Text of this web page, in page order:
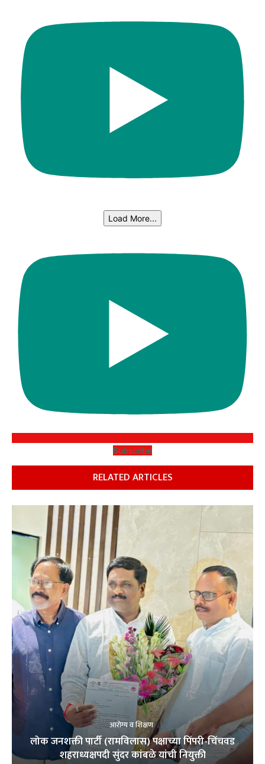
Load More...
Subscribe
RELATED ARTICLES
आरोग्य व शिक्षण
लोक जनशक्ती पार्टी (रामविलास) पक्षाच्या पिंपरी-चिंचवड
शहराध्यक्षपदी सुंदर कांबळे यांची नियुक्ती